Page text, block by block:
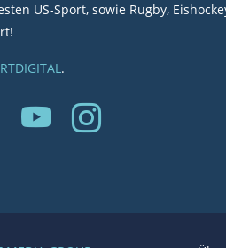
US-Sport, sowie Rugby,
.